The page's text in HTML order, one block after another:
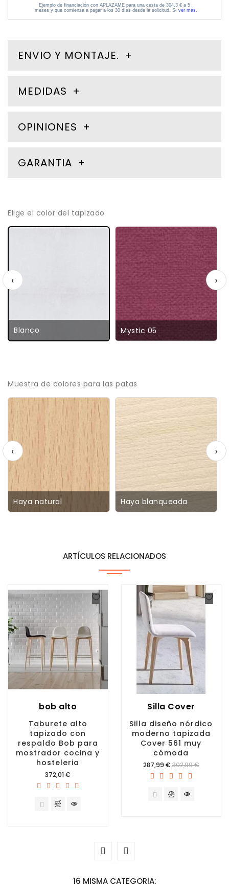
ENVIO Y MONTAJE.
MEDIDAS
OPINIONES
GARANTIA
Elige el color del tapizado
Blanco Mystic 05
‹ ›
Muestra de colores para las patas
Haya natural Haya blanqueada
‹ ›
ARTÍCULOS RELACIONADOS
bob alto
Taburete alto
tapizado con
respaldo Bob para
mostrador cocina y
hosteleria
Precio
372,01 €
Silla Cover
Silla diseño nórdico
moderno tapizada
Cover 561 muy
cómoda
Precio
287,99 € 302,99 €
16 MISMA CATEGORIA: